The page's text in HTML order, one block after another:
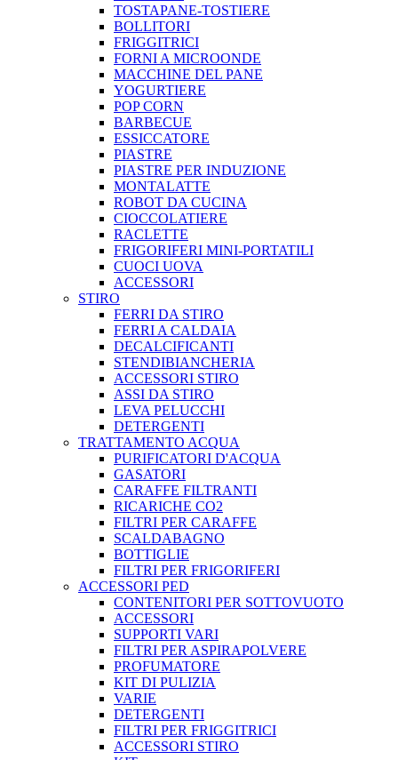
TOSTAPANE-TOSTIERE
BOLLITORI
FRIGGITRICI
FORNI A MICROONDE
MACCHINE DEL PANE
YOGURTIERE
POP CORN
BARBECUE
ESSICCATORE
PIASTRE
PIASTRE PER INDUZIONE
MONTALATTE
ROBOT DA CUCINA
CIOCCOLATIERE
RACLETTE
FRIGORIFERI MINI-PORTATILI
CUOCI UOVA
ACCESSORI
STIRO
FERRI DA STIRO
FERRI A CALDAIA
DECALCIFICANTI
STENDIBIANCHERIA
ACCESSORI STIRO
ASSI DA STIRO
LEVA PELUCCHI
DETERGENTI
TRATTAMENTO ACQUA
PURIFICATORI D'ACQUA
GASATORI
CARAFFE FILTRANTI
RICARICHE CO2
FILTRI PER CARAFFE
SCALDABAGNO
BOTTIGLIE
FILTRI PER FRIGORIFERI
ACCESSORI PED
CONTENITORI PER SOTTOVUOTO
ACCESSORI
SUPPORTI VARI
FILTRI PER ASPIRAPOLVERE
PROFUMATORE
KIT DI PULIZIA
VARIE
DETERGENTI
FILTRI PER FRIGGITRICI
ACCESSORI STIRO